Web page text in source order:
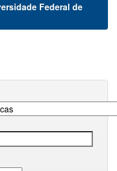
Federal de